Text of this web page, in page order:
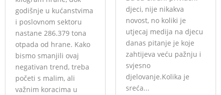
godišnje u kućanstvima
i poslovnom sektoru
nastane 286.379 tona
otpada od hrane. Kako
bismo smanjili ovaj
negativan trend, treba
početi s malim, ali
važnim koracima u
djeci, nije nikakva
novost, no koliki je
utjecaj medija na djecu
danas pitanje je koje
zahtijeva veću pažnju i
svjesno
djelovanje.Kolika je
sreća...